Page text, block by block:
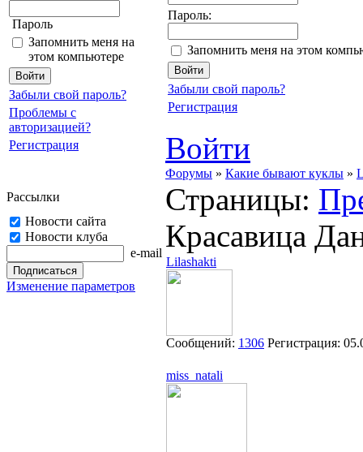
Пароль
Запомнить меня на
этом компьютере
Забыли свой пароль?
Проблемы с
авторизацией?
Регистрация
Рассылки
Новости сайта
Новости клуба
e-mail
Изменение параметров
Пароль:
Запомнить меня на этом
Забыли свой пароль?
Регистрация
Войти
Форумы » Какие бывают куклы »
Страницы:
Красавица
Lilashakti
Сообщений: 1306 Регистрация:
miss_natali